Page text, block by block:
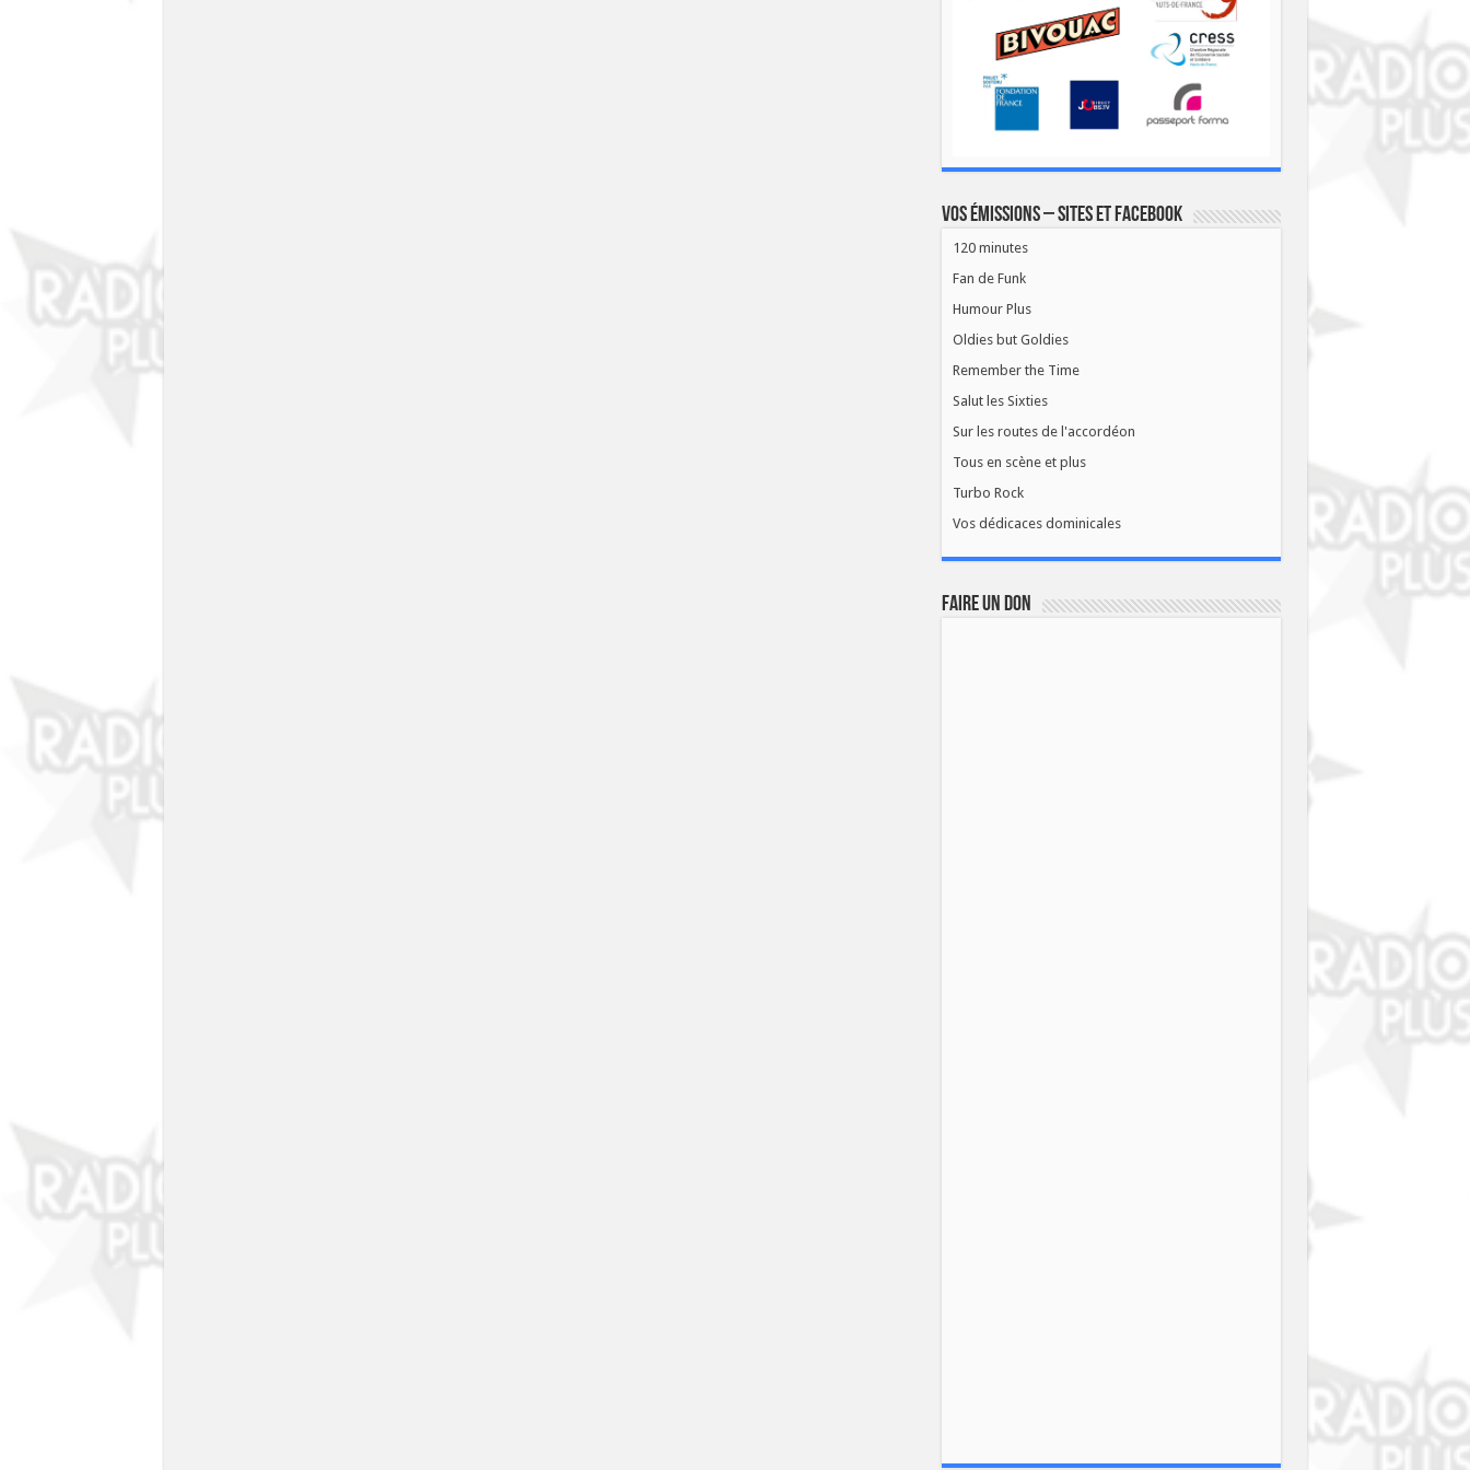
Vos émissions – Sites et Facebook
120 minutes
Fan de Funk
Humour Plus
Oldies but Goldies
Remember the Time
Salut les Sixties
Sur les routes de l'accordéon
Tous en scène et plus
Turbo Rock
Vos dédicaces dominicales
FAIRE UN DON